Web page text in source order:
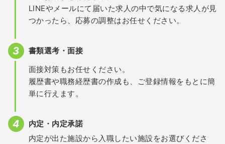
LINEやメールにて届いた求人の中で気になる求人が見
つかったら、応募の調整はお任せください。
書類選考・面接
面接対策もお任せください。
履歴書や職務経歴書の作成も、ご登録情報をもとに簡
単に行えます。
内定・内定承諾
内定が出た施設から入職したい施設をお選びくださ